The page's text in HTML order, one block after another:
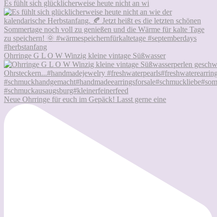
Es fühlt sich glücklicherweise heute nicht an wi
Ohrringe G L O W Winzig kleine vintage Süßwasser
Neue Ohrringe für euch im Gepäck! Lasst gerne eine